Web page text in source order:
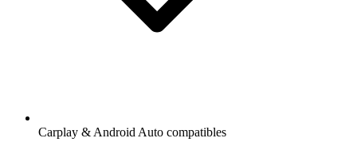
Carplay & Android Auto compatibles